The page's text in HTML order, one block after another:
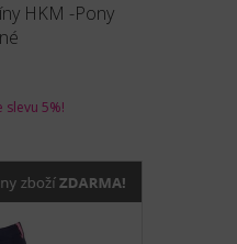
HKM -Pony
slevu 5%!